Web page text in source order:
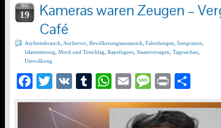
MAI
19
Kameras waren Zeugen –
Café
Asylmissbrauch Asylterror Bevölkerungsaustausch Fahndungen Integration
Islamisierung Mord und Totschlag Rapefugees Staatsversagen Tagesschau
Umvolkung
Facebook
Twitter
VK Tumblr
WhatsApp
EmailMessage
Print